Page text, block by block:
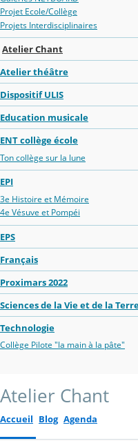
Projet Ecole/Collège
Projets Interdisciplinaires
Atelier Chant
Atelier théâtre
Dispositif ULIS
Education musicale
ENT collège école
Ton collège sur la lune
EPI
3e Histoire et Mémoire
4e Vésuve et Pompéi
EPS
Français
Proximars 2022
Sciences de la Vie et de la
Technologie
Collège Pilote "la main à la pâte"
Atelier Chant
Accueil Blog Agenda